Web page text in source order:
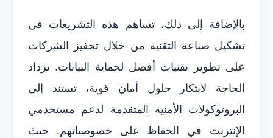
بالإضافة إلى ذلك، تساهم هذه التشريعات في
تشكيل صناعة التقنية من خلال تحفيز الشركات
على تطوير تقنيات أفضل لحماية البيانات. تزداد
الحاجة لابتكار حلول أمان قوية، تستند إلى
البروتوكولات الأمنية المتقدمة لدعم مستخدمي
الإنترنت في الحفاظ على خصوصياتهم. حيث